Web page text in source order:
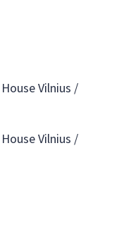
Vilnius /
Vilnius /